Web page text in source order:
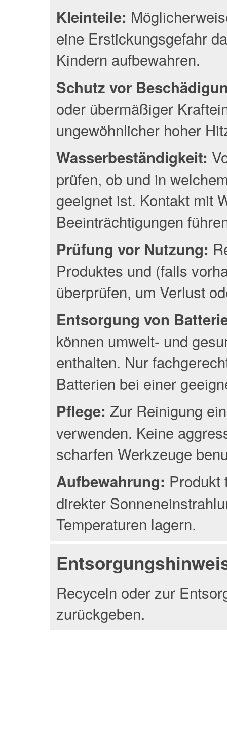
Kleinteile:
eine Erstickungsgefahr
Kindern aufbewahren.
Schutz vor
oder übermäßiger
ungewöhnlicher hoher
Wasserbeständigkeit:
prüfen, ob und in
geeignet ist. Kontakt mit
Beeinträchtigungen
Prüfung vor Nutzung:
Produktes und (falls
überprüfen, um Verlust
Entsorgung von
können umwelt- und
enthalten. Nur
Batterien bei einer
Pflege: Zur Reinigung
verwenden. Keine
scharfen Werkzeuge
Aufbewahrung: Produkt
direkter
Temperaturen lagern.
Recyceln oder zur
zurückgeben.